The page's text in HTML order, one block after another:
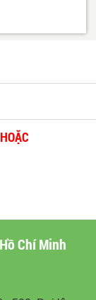
Chí Minh